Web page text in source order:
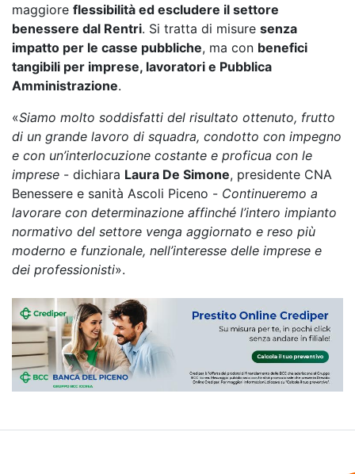
maggiore flessibilità ed escludere il settore
benessere dal Rentri. Si tratta di misure senza
impatto per le casse pubbliche, ma con benefici
tangibili per imprese, lavoratori e Pubblica
Amministrazione.
«Siamo molto soddisfatti del risultato ottenuto, frutto
di un grande lavoro di squadra, condotto con impegno
e con un’interlocuzione costante e proficua con le
imprese - dichiara Laura De Simone, presidente CNA
Benessere e sanità Ascoli Piceno - Continueremo a
lavorare con determinazione affinché l’intero impianto
normativo del settore venga aggiornato e reso più
moderno e funzionale, nell’interesse delle imprese e
dei professionisti».